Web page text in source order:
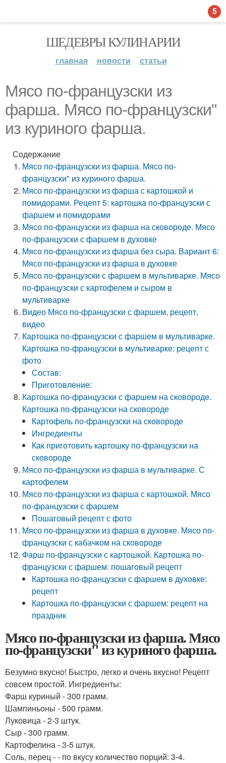
ШЕДЕВРЫ КУЛИНАРИИ
главная новости статьи
Мясо по-французски из
фарша. Мясо по-французски"
из куриного фарша.
Содержание
Мясо по-французски из фарша. Мясо по-
французски" из куриного фарша.
Мясо по-французски из фарша с картошкой и
помидорами. Рецепт 5: картошка по-французски с
фаршем и помидорами
Мясо по-французски из фарша на сковороде. Мясо
по-французски с фаршем в духовке
Мясо по-французски из фарша без сыра. Вариант 6:
Мясо по-французски из фарша в духовке
Мясо по-французски с фаршем в мультиварке. Мясо
по-французски с картофелем и сыром в
мультиварке
Видео Мясо по-французски с фаршем, рецепт,
видео
Картошка по-французски с фаршем в мультиварке.
Картошка по-французски в мультиварке: рецепт с
фото
Состав:
Приготовление:
Картошка по-французски с фаршем на сковороде.
Картошка по-французски на сковороде
Картофель по-французски на сковороде
Ингредиенты
Как приготовить картошку по-французски на
сковороде
Мясо по-французски из фарша в мультиварке. С
картофелем
Мясо по-французски из фарша с картошкой. Мясо
по-французски с фаршем
Пошаговый рецепт с фото
Мясо по-французски из фарша в духовке. Мясо по-
французски с кабачком на сковороде
Фарш по-французски с картошкой. Картошка по-
французски с фаршем: пошаговый рецепт
Картошка по-французски с фаршем в духовке:
рецепт
Картошка по-французски с фаршем: рецепт на
праздник
Мясо по-французски из фарша. Мясо
по-французски" из куриного фарша.
Безумно вкуснo! Быстро, легко и очень вкусно! Рецепт
совсем простой. Ингредиенты:
Фарш куриный - 300 грамм.
Шампиньоны - 500 грамм.
Луковица - 2-3 штук.
Сыр - 300 грамм.
Картофелина - 3-5 штук.
Соль, перец - - по вкусу количество порций: 3-4.
5